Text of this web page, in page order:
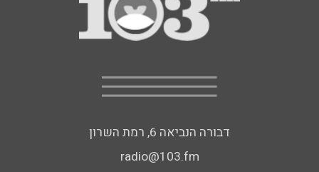
דבורה הנביאה 6, רמת השרון
radio@103.fm